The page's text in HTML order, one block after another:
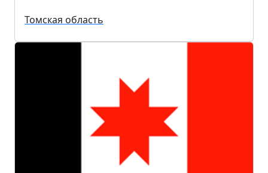
Томская область